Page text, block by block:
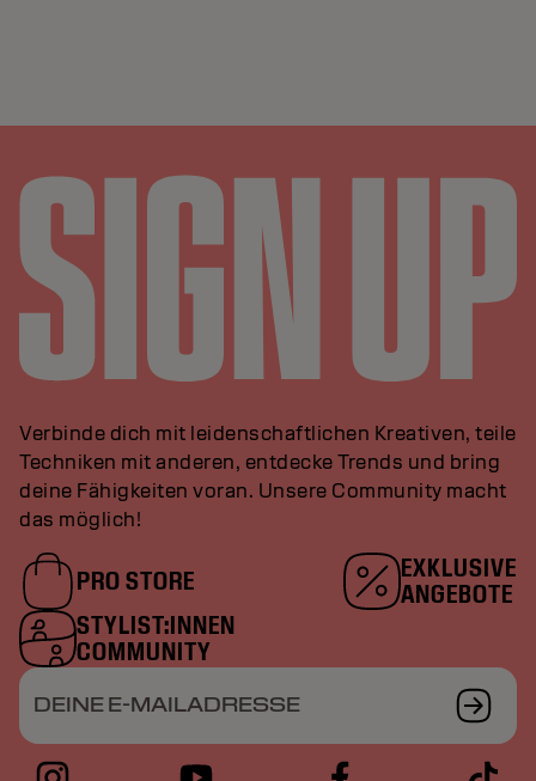
Verbinde dich mit leidenschaftlichen Kreativen, teile
Techniken mit anderen, entdecke Trends und bring
deine Fähigkeiten voran. Unsere Community macht
das möglich!
PRO STORE
EXKLUSIVE
ANGEBOTE
STYLIST:INNEN
COMMUNITY
DEINE E-MAILADRESSE